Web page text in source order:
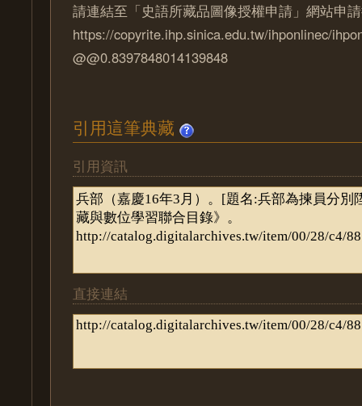
請連結至「史語所藏品圖像授權申請」網站申
https://copyrite.ihp.sinica.edu.tw/ihponlinec/
@@0.8397848014139848
引用這筆典藏
引用資訊
直接連結